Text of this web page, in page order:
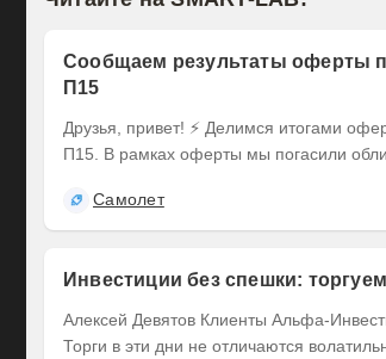
Сообщаем результаты оферты
П15
Друзья, привет! ⚡️ Делимся итогами оферты по выпуску наших облигаций серии БО-
П15. В рамках оферты мы погасили
Самолет
Инвестиции без спешки:
Алексей Девятов Клиенты Альфа-Инвестиций могут совершать сделки в выходные .
Торги в эти дни не отличаются